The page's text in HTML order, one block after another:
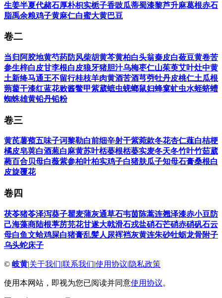
氏熟谙黄老之学，精通象数易，而古代的《周易》中也没有直接
谈到医。至明·张介宾才直接认为医乃是易用以研究人体之学。将
集“易”与“医”于一体之大成者。
阅读16.7万+
生姜半夏代赭石厚朴枳实栀子香豉瓜蒂蜀漆黎芦升麻葛根赤石
脂禹余粮鸡子黄麻仁白蜜大黄巴豆
卷二
当归 阿胶地黄芍药防风柴胡黄芩黄柏白头翁秦皮白蔹豆黄卷苦
参生梓白皮甘李根白皮狼牙猪胆汁乌梅枣仁山茱萸艾叶灶中黄
土新绛马通王不留行桂枝羊肉黄酒苦酒芎䓖牡丹皮桃仁土瓜根
蒴藋干漆红蓝花败酱鳖甲紫葳蟅虫蜣螂鼠妇蜂窠虻虫水蛭蛴螬
蜘蛛雄黄铅丹铅粉
卷三
黄芪薯蓣五味子诃黎勒白前细辛射干紫菀款冬花杏仁薤白桔梗
橘皮皂荚白酒葱白麻黄苏叶栝蒌根栝蒌实麦冬天冬竹叶竹茹葳
蕤百合贝母白薇紫参柏叶柏实鸡子白猪肤瓜子知母石膏桑根白
皮旋覆花
卷四
茯苓猪苓泽泻葵子瞿麦蒲灰通草石韦茵陈蒿连翘泽漆赤小豆防
己海藻商陆根葶苈芫花甘遂大戟滑石戎盐硝石芒硝赤硝矾石云
母白鱼文蛤鸡屎白猪膏乱髪人尿裈裆灰黄连朱砂牡蛎龙骨附子
乌头蛇床子
© 岐黄|关于我们|联系我们|使用协议|隐私政策
使用本网站，即视为您已阅读并同意使用协议。